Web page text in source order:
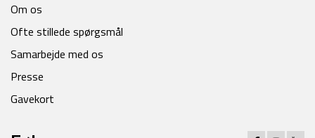
Om os
Ofte stillede spørgsmål
Samarbejde med os
Presse
Gavekort